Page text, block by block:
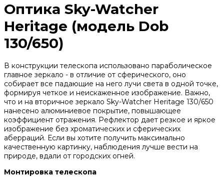
Оптика Sky-Watcher
Heritage (модель Dob
130/650)
В конструкции телескопа использовано параболическое
главное зеркало - в отличие от сферического, оно
собирает все падающие на него лучи света в одной точке,
формируя четкое и неискаженное изображение. Важно,
что и на вторичное зеркало Sky-Watcher Heritage 130/650
нанесено алюминиевое покрытие, повышающее
коэффициент отражения. Рефлектор дает резкое и яркое
изображение без хроматических и сферических
аберраций. Если вы хотите получить максимально
качественную картинку, наблюдения лучше вести на
природе, вдали от городских огней.
Монтировка телескопа